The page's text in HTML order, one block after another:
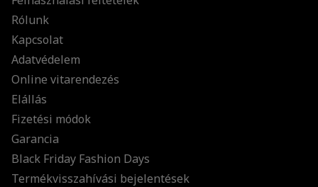
Rólunk
Kapcsolat
Adatvédelem
Online vitarendezés
Elállás
Fizetési módok
Garancia
Black Friday Fashion Days
Termékvisszahívási bejelentések